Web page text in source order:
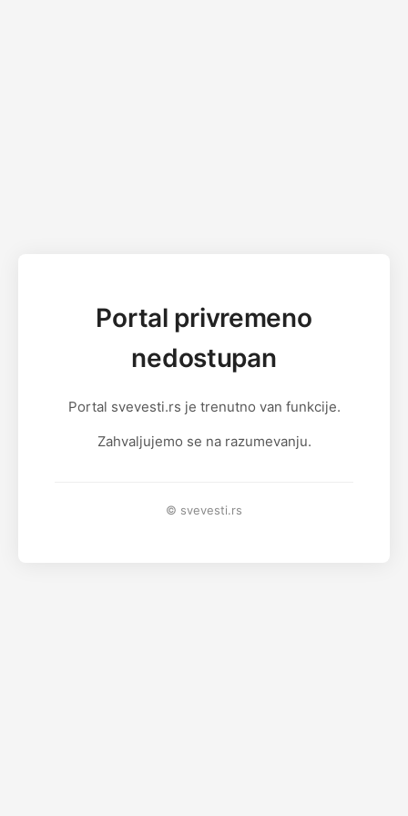
Portal privremeno
nedostupan
Portal svevesti.rs je trenutno van funkcije.
Zahvaljujemo se na razumevanju.
© svevesti.rs